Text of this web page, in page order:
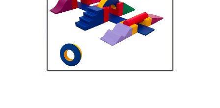
Équipement pédagogique
MOBILIER SCOLAIRE